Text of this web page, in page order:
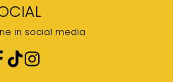
in social media